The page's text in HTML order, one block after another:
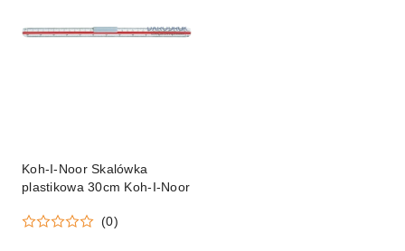
Koh-I-Noor Skalówka
plastikowa 30cm Koh-I-Noor
(0)